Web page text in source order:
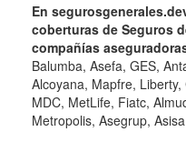
En
coberturas de Seguros
compañías
Balumba, Asefa, GES,
Alcoyana, Mapfre,
MDC, MetLife, Fiatc,
Metropolis, Asegrup,